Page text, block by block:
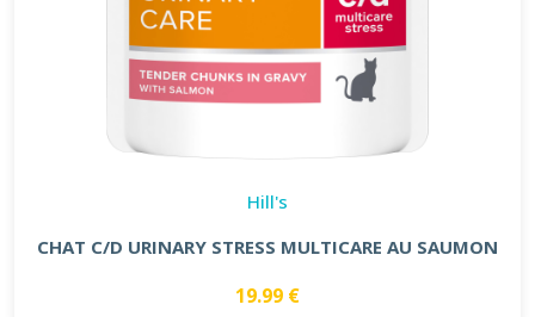
Hill's
CHAT C/D URINARY STRESS MULTICARE AU SAUMON
19.99 €